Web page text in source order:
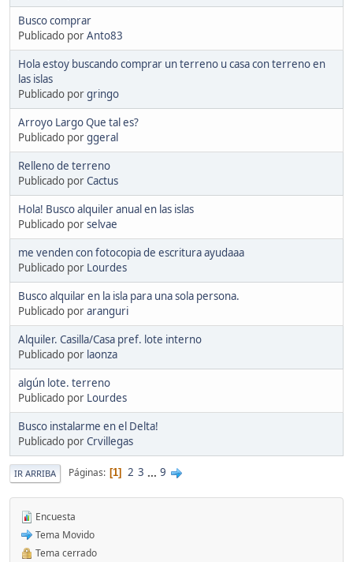
Busco comprar
Publicado porAnto83
Hola estoy buscando comprar un terreno u casa con terreno en
las islas
Publicado porgringo
Arroyo Largo Que tal es?
Publicado porggeral
Relleno de terreno
Publicado porCactus
Hola! Busco alquiler anual en las islas
Publicado porselvae
me venden con fotocopia de escritura ayudaaa
Publicado por Lourdes
Busco alquilar en la isla para una sola persona.
Publicado poraranguri
Alquiler. Casilla/Casa pref. lote interno
Publicado por laonza
algún lote. terreno
Publicado por Lourdes
Busco instalarme en el Delta!
Publicado porCrvillegas
IR ARRIBA Páginas 1 2 3 ... 9
Encuesta
Tema Movido
Tema cerrado